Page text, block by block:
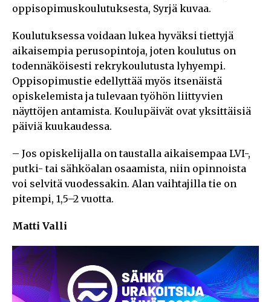
oppisopimuskoulutuksesta, Syrjä kuvaa.
Koulutuksessa voidaan lukea hyväksi tiettyjä
aikaisempia perusopintoja, joten koulutus on
todennäköisesti rekrykoulutusta lyhyempi.
Oppisopimustie edellyttää myös itsenäistä
opiskelemista ja tulevaan työhön liittyvien
näyttöjen antamista. Koulupäivät ovat yksittäisiä
päiviä kuukaudessa.
– Jos opiskelijalla on taustalla aikaisempaa LVI-,
putki- tai sähköalan osaamista, niin opinnoista
voi selvitä vuodessakin. Alan vaihtajilla tie on
pitempi, 1,5–2 vuotta.
Matti Valli